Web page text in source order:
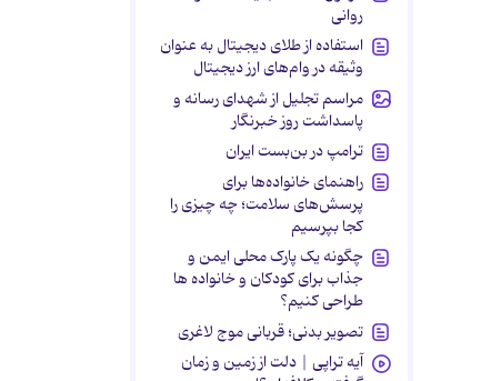
روانی
استفاده از طلای دیجیتال به عنوان
وثیقه در وام‌های ارز دیجیتال
مراسم تجلیل از شهدای رسانه و
پاسداشت روز خبرنگار
ترامپ در بن‌بست ایران
راهنمای خانواده‌ها برای
پرسش‌های سلامت؛ چه چیزی را
کجا بپرسیم
چگونه یک پارک محلی ایمن و
جذاب برای کودکان و خانواده ها
طراحی کنیم؟
تصویر بدنی؛ قربانی موج لاغری
آیه تراپی | دلت از زمین و زمان